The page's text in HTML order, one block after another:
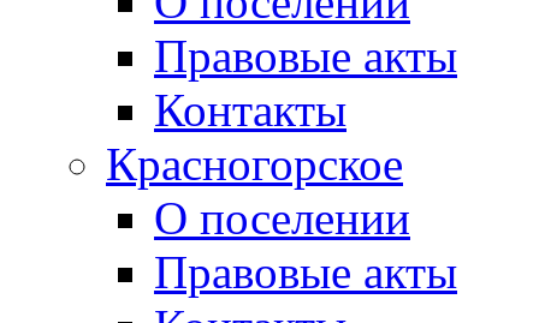
Правовые акты
Контакты
Красногорское
О поселении
Правовые акты